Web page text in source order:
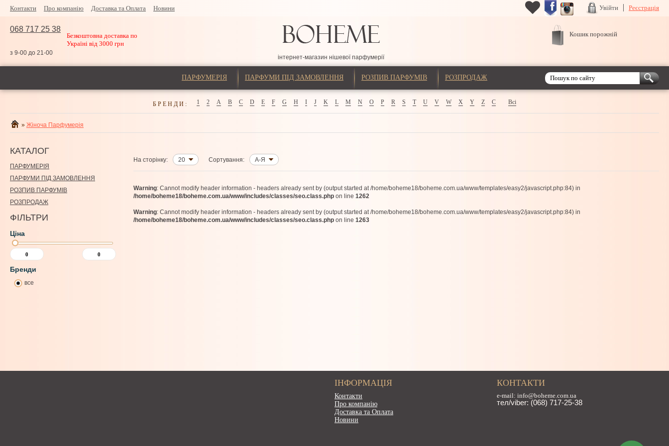
Контакти Про компанію Доставка та Оплата Новини Увійти Реєстрація
068 717 25 38
Безкоштовна доставка по
Україні від 3000 грн
з 9-00 до 21-00
інтернет-магазин нішевої парфумерії
Кошик порожній
ПАРФУМЕРІЯ ПАРФУМИ ПІД ЗАМОВЛЕННЯ РОЗПИВ ПАРФУМІВ РОЗПРОДАЖ
БРЕНДИ: 1 2 A B C D E F G H I J K L M N O P R S T U V W X Y Z С Всі
» Жіноча Парфумерія
КАТАЛОГ
ПАРФУМЕРІЯ
ПАРФУМИ ПІД ЗАМОВЛЕННЯ
РОЗПИВ ПАРФУМІВ
РОЗПРОДАЖ
ФІЛЬТРИ
Ціна
Бренди
все
На сторінку: 20 Сортування: А-Я
Warning: Cannot modify header information - headers already sent by (output started at /home/boheme18/boheme.com.ua/www/templates/easy2/javascript.php:84) in
/home/boheme18/boheme.com.ua/www/includes/classes/seo.class.php on line 1262
Warning: Cannot modify header information - headers already sent by (output started at /home/boheme18/boheme.com.ua/www/templates/easy2/javascript.php:84) in
/home/boheme18/boheme.com.ua/www/includes/classes/seo.class.php on line 1263
ІНФОРМАЦІЯ
Контакти
Про компанію
Доставка та Оплата
Новини
КОНТАКТИ
e-mail: info@boheme.com.ua
тел/viber: (068) 717-25-38